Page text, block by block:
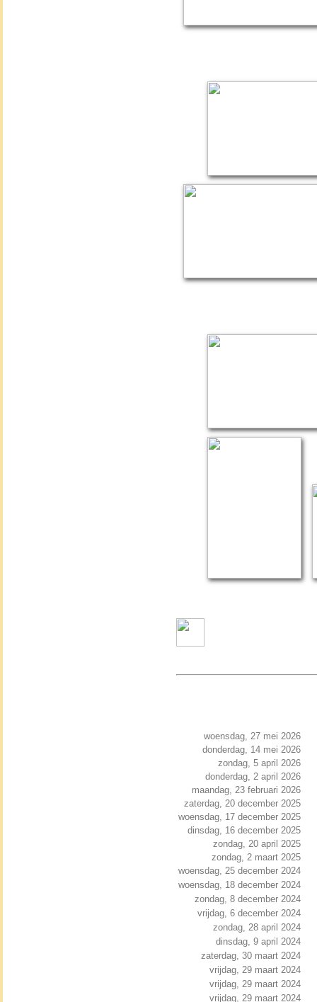
woensdag, 27 mei 2026
donderdag, 14 mei 2026
zondag, 5 april 2026
donderdag, 2 april 2026
maandag, 23 februari 2026
zaterdag, 20 december 2025
woensdag, 17 december 2025
dinsdag, 16 december 2025
zondag, 20 april 2025
zondag, 2 maart 2025
woensdag, 25 december 2024
woensdag, 18 december 2024
zondag, 8 december 2024
vrijdag, 6 december 2024
zondag, 28 april 2024
dinsdag, 9 april 2024
zaterdag, 30 maart 2024
vrijdag, 29 maart 2024
vrijdag, 29 maart 2024
vrijdag, 29 maart 2024